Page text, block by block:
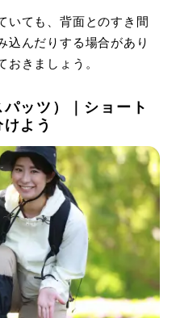
いても、背面とのすき間
込んだりする場合があり
おきましょう。
ッツ）｜ショート
よう